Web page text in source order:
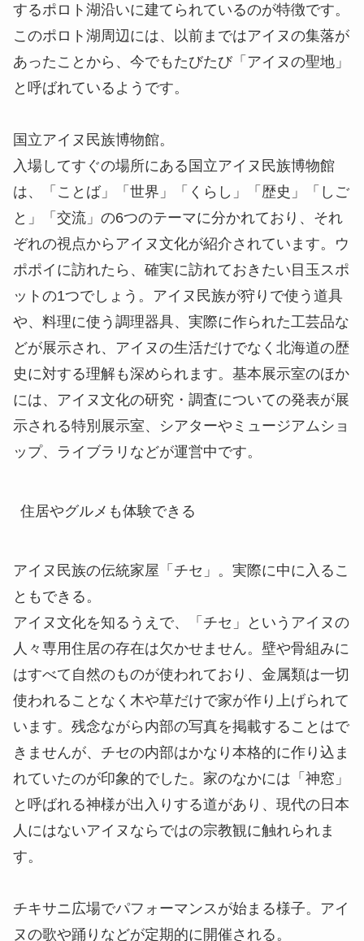
するポロト湖沿いに建てられているのが特徴です。
このポロト湖周辺には、以前まではアイヌの集落が
あったことから、今でもたびたび「アイヌの聖地」
と呼ばれているようです。
国立アイヌ民族博物館。
入場してすぐの場所にある国立アイヌ民族博物館
は、「ことば」「世界」「くらし」「歴史」「しご
と」「交流」の6つのテーマに分かれており、それ
ポポイに訪れたら、確実に訪れておきたい目玉スポ
どが展示され、アイヌの生活だけでなく北海道の歴
史に対する理解も深められます。基本展示室のほか
には、アイヌ文化の研究・調査についての発表が展
示される特別展示室、シアターやミュージアムショ
ップ、ライブラリなどが運営中です。
住居やグルメも体験できる